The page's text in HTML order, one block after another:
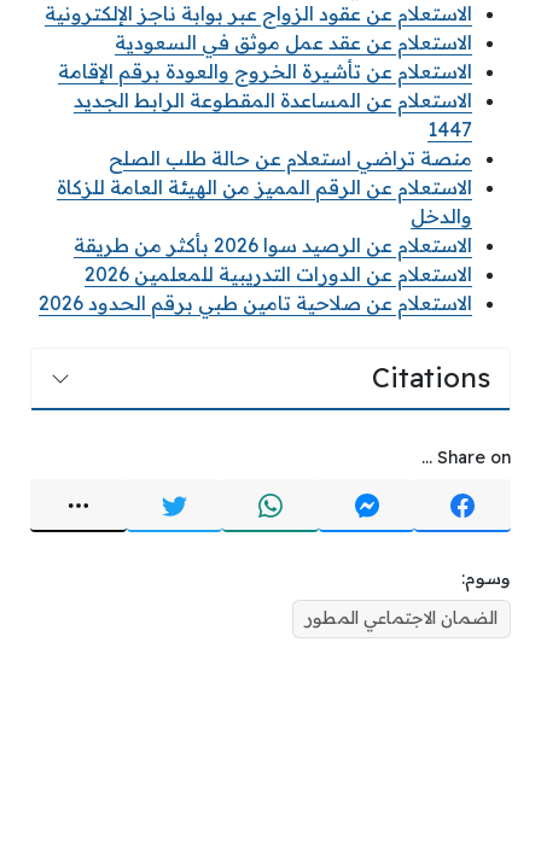
الاستعلام عن عقود الزواج عبر بوابة ناجز الإلكترونية
الاستعلام عن عقد عمل موثق في السعودية
الاستعلام عن تأشيرة الخروج والعودة برقم الإقامة
الاستعلام عن المساعدة المقطوعة الرابط الجديد
1447
منصة تراضي استعلام عن حالة طلب الصلح
الاستعلام عن الرقم المميز من الهيئة العامة للزكاة
والدخل
الاستعلام عن الرصيد سوا 2026 بأكثر من طريقة
الاستعلام عن الدورات التدريبية للمعلمين 2026
الاستعلام عن صلاحية تامين طبي برقم الحدود 2026
Citations
Share on ...
وسوم:
الضمان الاجتماعي المطور